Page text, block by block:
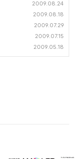
2009.08.24
2009.08.18
2009.07.29
2009.07.15
2009.05.18